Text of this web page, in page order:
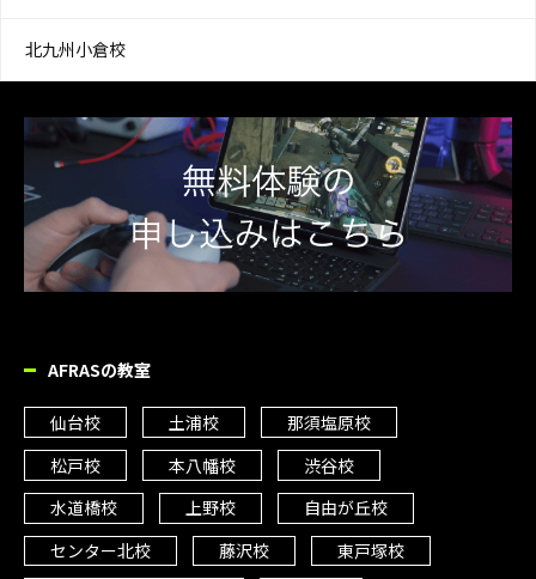
北九州小倉校
AFRASの教室
仙台校 土浦校
那須塩原校
松戸校
本八幡校
渋谷校
水道橋校
上野校
自由が丘校
センター北校
藤沢校
東戸塚校